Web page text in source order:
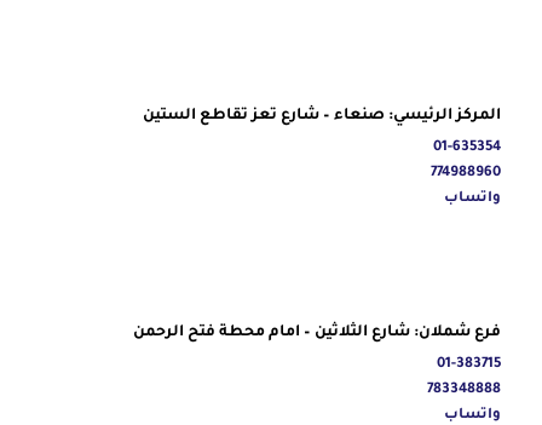
المركز الرئيسي: صنعاء – شارع تعز تقاطع الستين
01-635354
774988960
واتساب
فرع شملان: شارع الثلاثين – امام محطة فتح الرحمن
01-383715
783348888
واتساب